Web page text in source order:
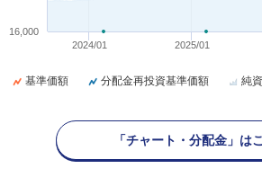
2024/01 2025/01
16,000
基準価額 分配金再投資基準価額 純
「チャート・分配金」は